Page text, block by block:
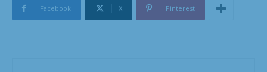
Facebook X Pinterest